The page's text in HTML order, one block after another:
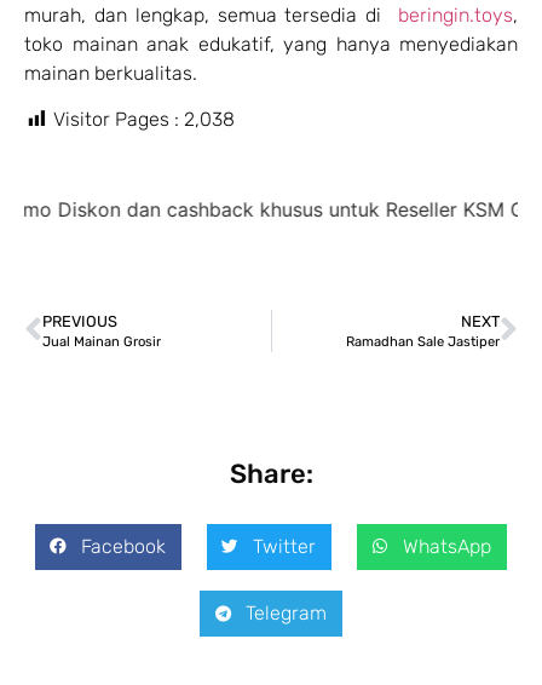
murah, dan lengkap, semua tersedia di beringin.toys,
toko mainan anak edukatif, yang hanya menyediakan
mainan berkualitas.
Visitor Pages : 2,038
Diskon dan cashback khusus untuk Reseller KSM
PREVIOUS
Jual Mainan Grosir
NEXT
Ramadhan Sale Jastiper
Share:
Facebook Twitter WhatsApp
Telegram